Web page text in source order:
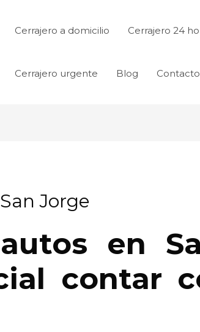
Cerrajero a domicilio Cerrajero 24
Cerrajero urgente Blog Contacto
Jorge
en
contar